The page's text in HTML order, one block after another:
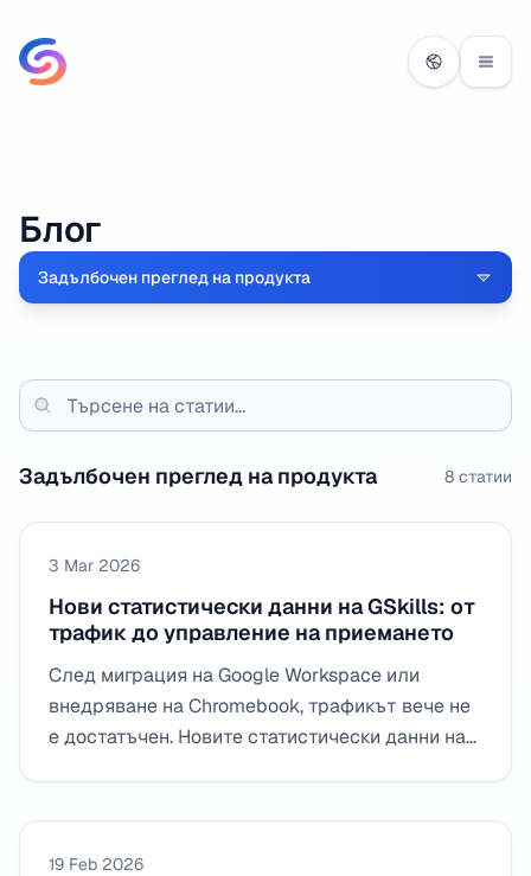
Блог
Задълбочен преглед на продукта
Задълбочен преглед на продукта 8 статии
3 Mar 2026
Нови статистически данни на GSkills: от
трафик до управление на приемането
След миграция на Google Workspace или
внедряване на Chromebook, трафикът вече не
е достатъчен. Новите статистически данни на
напредъка, блокажите и приоритетите на
действията.
19 Feb 2026